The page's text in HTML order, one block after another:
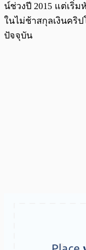
น์ช่วงปี 2015 แต่เริ่ม
ในไม่ช้าสกุลเงินคริ
ปัจจุบัน